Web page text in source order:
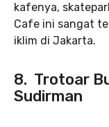
kafenya,
Cafe ini sangat
iklim di Jakarta.
8. Trotoar
Sudirman